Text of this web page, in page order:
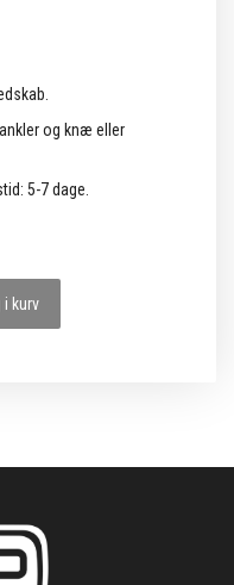
og knæ eller
5-7 dage.
i kurv